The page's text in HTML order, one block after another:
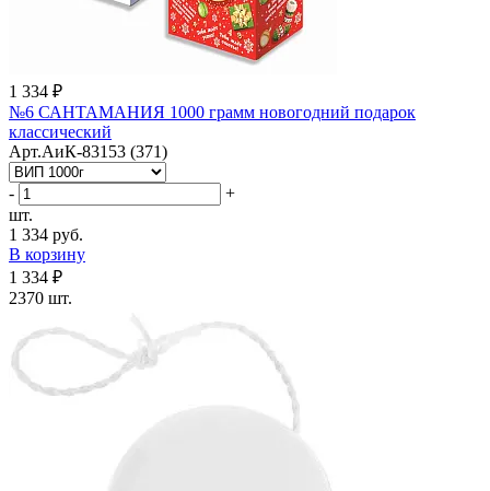
1 334 ₽
№6 САНТАМАНИЯ 1000 грамм новогодний подарок
классический
Арт.АиК-83153 (371)
-
+
шт.
1 334 руб.
В корзину
1 334 ₽
2370 шт.